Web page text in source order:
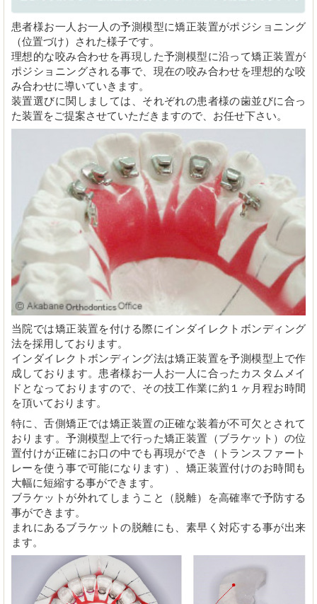
患者様お一人お一人の予測模型に矯正装置がポジショニング
（位置づけ）された様子です。
理想的な咬み合わせを再現した予測模型に沿って矯正装置が
ポジショニングされる事で、現在の咬み合わせを理想的な咬
み合わせに導いていきます。
装置選びに関しましては、それぞれの患者様の歯並びに合っ
た装置をご提案させていただきますので、お任せ下さい。
当院では矯正装置を付ける際にインダイレクトボンディング
法を採用しております。
インダイレクトボンディング法は矯正装置を予測模型上で作
成しております。患者様お一人お一人に合ったカスタムメイ
ドとなっておりますので、その技工作業に約１ヶ月程お時間
を頂いております。
特に、舌側矯正では矯正装置の正確な装着が不可欠とされて
おります。予測模型上で行った矯正装置（ブラケット）の位
置付けが正確にお口の中でも再現ができ（トランスファート
レーを使う事で可能になります）、矯正装置付けのお時間も
大幅に短縮する事ができます。
ブラケットが外れてしまうこと（脱離）を高確率で予防する
事ができます。
まれにあるブラケットの脱離にも、素早く対応する事が出来
ます。